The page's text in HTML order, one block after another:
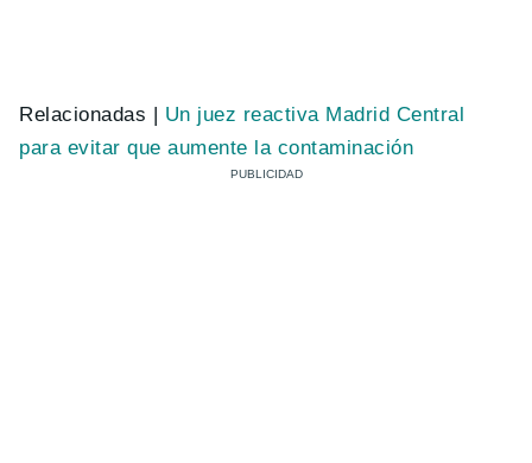
Relacionadas | Un juez reactiva Madrid Central
para evitar que aumente la contaminación